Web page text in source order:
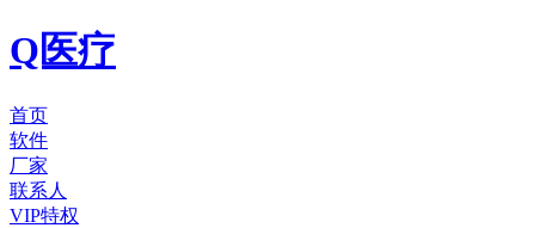
Q医疗
首页
软件
厂家
联系人
VIP特权